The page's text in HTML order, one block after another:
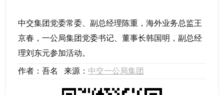
中交集团党委常委、副总经理陈重，海外业务总监王
京春，一公局集团党委书记、董事长韩国明，副总经
理刘东元参加活动。
作者：吾名 来源： 中交一公局集团